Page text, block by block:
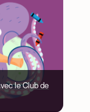
le Club de